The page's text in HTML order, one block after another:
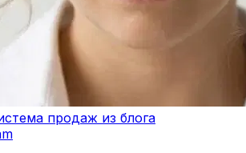
продаж из блога